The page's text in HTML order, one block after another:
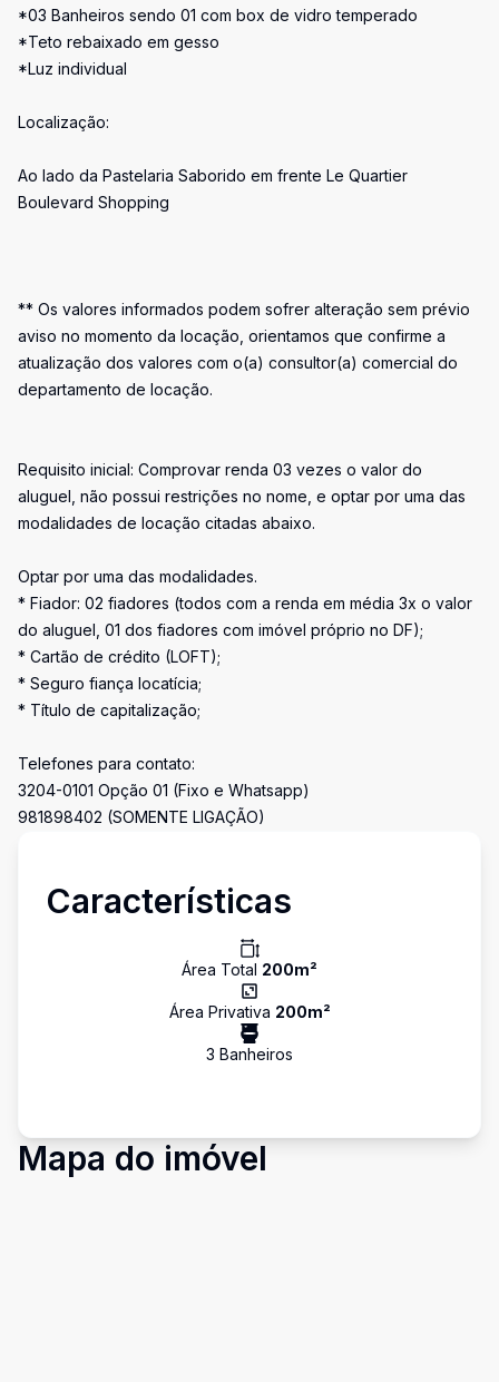
*03 Banheiros sendo 01 com box de vidro temperado
*Teto rebaixado em gesso
*Luz individual
Localização:
Ao lado da Pastelaria Saborido em frente Le Quartier
Boulevard Shopping
** Os valores informados podem sofrer alteração sem prévio
aviso no momento da locação, orientamos que confirme a
atualização dos valores com o(a) consultor(a) comercial do
departamento de locação.
Requisito inicial: Comprovar renda 03 vezes o valor do
aluguel, não possui restrições no nome, e optar por uma das
modalidades de locação citadas abaixo.
Optar por uma das modalidades.
* Fiador: 02 fiadores (todos com a renda em média 3x o valor
do aluguel, 01 dos fiadores com imóvel próprio no DF);
* Cartão de crédito (LOFT);
* Seguro fiança locatícia;
* Título de capitalização;
Telefones para contato:
3204-0101 Opção 01 (Fixo e Whatsapp)
981898402 (SOMENTE LIGAÇÃO)
Características
Área Total 200m²
Área Privativa 200m²
3 Banheiros
Mapa do imóvel